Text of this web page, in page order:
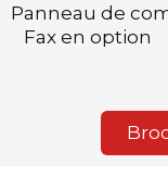
Panneau de
Fax en option